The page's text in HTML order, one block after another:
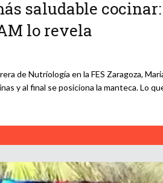
saludable
lo revela
de Nutriología en la FES Zaragoza,
y al final se posiciona la manteca. Lo